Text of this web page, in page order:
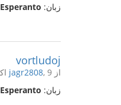
زبان: Esperanto
vortludoj
از jagr2808, 9 اکتبر 2015
زبان: Esperanto